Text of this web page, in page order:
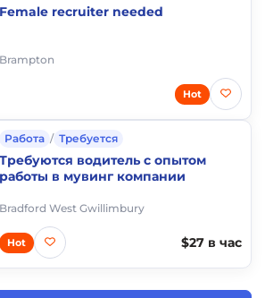
Female recruiter needed
Brampton
Hot
Работа / Требуется
Требуются водитель с опытом
работы в мувинг компании
Bradford West Gwillimbury
$27 в час
Hot